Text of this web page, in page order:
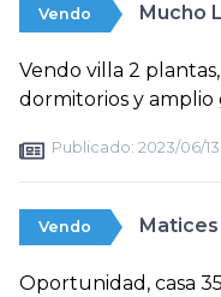
Vendo Mucho
Vendo villa 2
dormitorios y amplio
Publicado: 2023/06/13
Vendo Matices
Oportunidad, casa